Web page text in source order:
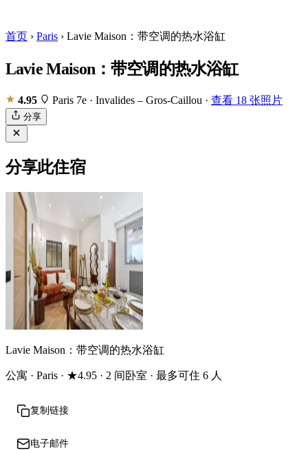
首页 › Paris › Lavie Maison：带空调的热水浴缸
Lavie Maison：带空调的热水浴缸
4.95 Paris 7e · Invalides – Gros-Caillou · 查看 18 张照片
分享
分享此住宿
Lavie Maison：带空调的热水浴缸
公寓 · Paris · ★4.95 · 2 间卧室 · 最多可住 6 人
复制链接
电子邮件